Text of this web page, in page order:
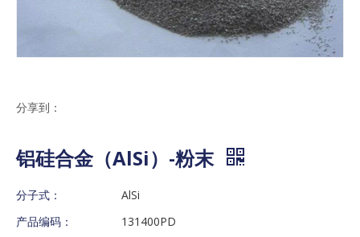
分享到：
铝硅合金（AlSi）-粉末
分子式：
AlSi
产品编码：
131400PD